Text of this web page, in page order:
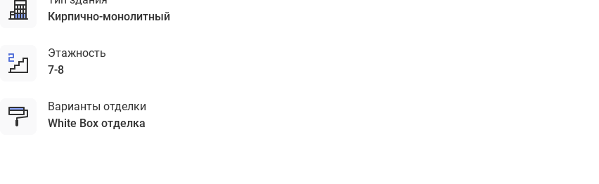
кирпично-монолитный
Этажность
7-8
Варианты отделки
White Box отделка